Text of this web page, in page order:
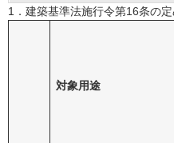
1．建築基準法施行令第16条の定
対象用途